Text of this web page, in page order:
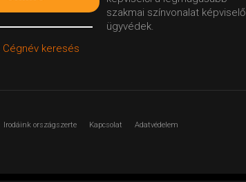
Cégnév keresés
szakmai színvonalat képviselő
ügyvédek.
Irodáink országszerte Kapcsolat
Adatvédelem